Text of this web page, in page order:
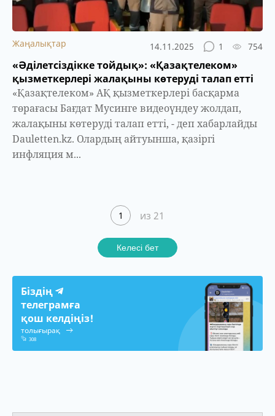
Жаңалықтар 14.11.2025 1 754
«Әділетсіздікке тойдық»: «Қазақтелеком»
қызметкерлері жалақыны көтеруді талап етті
«Қазақтелеком» АҚ қызметкерлері басқарма
төрағасы Бағдат Мусинге видеоүндеу жолдап,
жалақыны көтеруді талап етті, - деп хабарлайды
Dauletten.kz. Олардың айтуынша, қазіргі
инфляция м...
1 из 21
Келесі бет
Біздің
телеграмға
қош келдіңіз!
толығырақ
308